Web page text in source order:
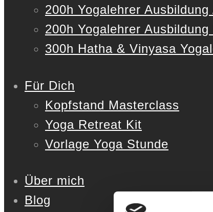
200h Yogalehrer Ausbildung
200h Yogalehrer
300h Hatha & Vinyasa
Für Dich
Kopfstand Masterclass
Yoga Retreat Kit
Vorlage Yoga Stunde
Über mich
Blog